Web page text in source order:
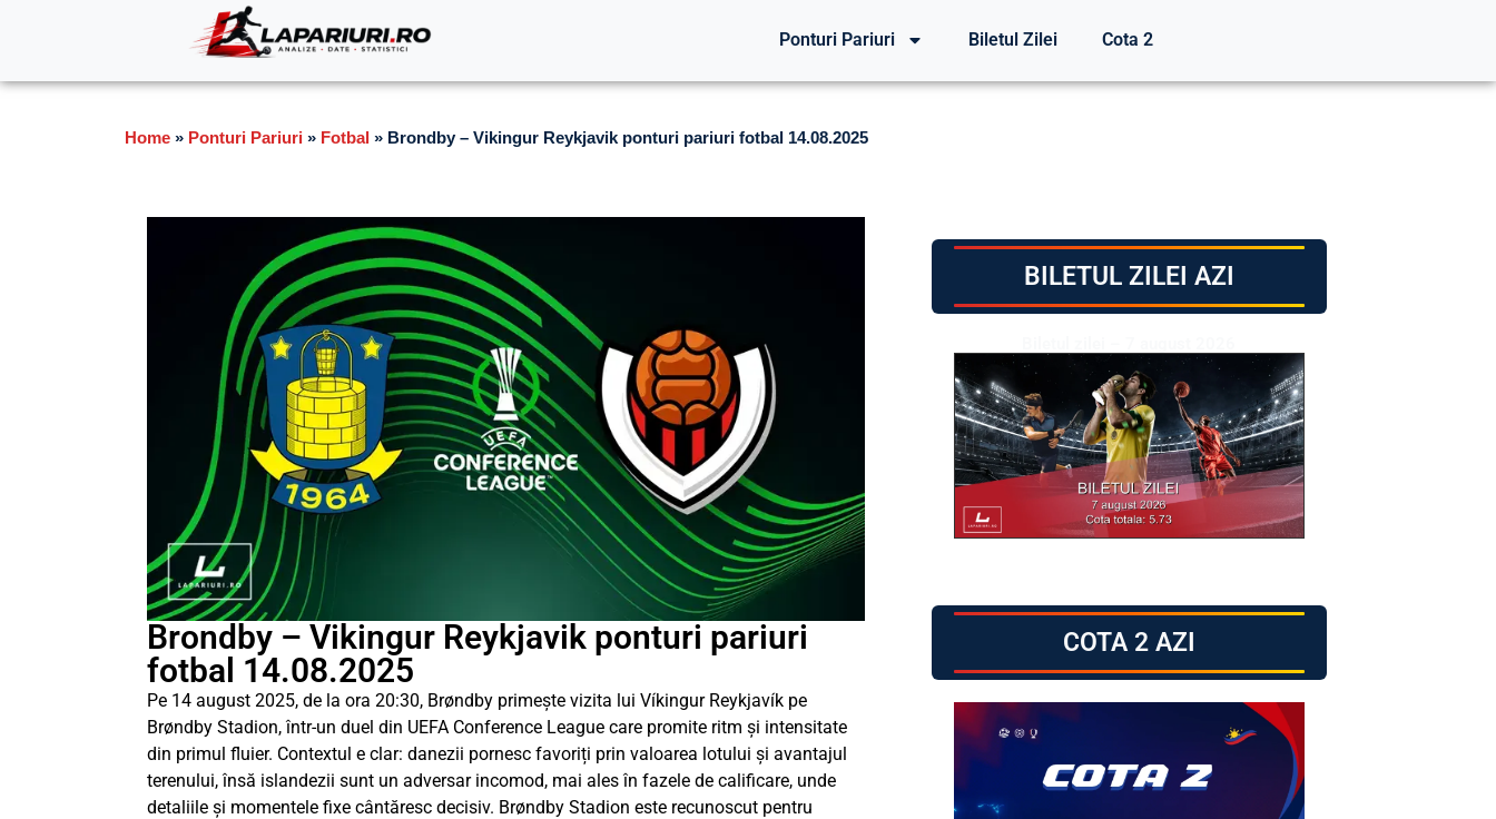
Ponturi Pariuri Biletul Zilei Cota 2
Home » Ponturi Pariuri » Fotbal » Brondby – Vikingur Reykjavik ponturi pariuri fotbal 14.08.2025
Brondby – Vikingur Reykjavik ponturi pariuri
fotbal 14.08.2025
Pe 14 august 2025, de la ora 20:30, Brøndby primește vizita lui Víkingur Reykjavík pe
Brøndby Stadion, într-un duel din UEFA Conference League care promite ritm și intensitate
din primul fluier. Contextul e clar: danezii pornesc favoriți prin valoarea lotului și avantajul
terenului, însă islandezii sunt un adversar incomod, mai ales în fazele de calificare, unde
detaliile și momentele fixe cântăresc decisiv. Brøndby Stadion este recunoscut pentru
BILETUL ZILEI AZI
COTA 2 AZI